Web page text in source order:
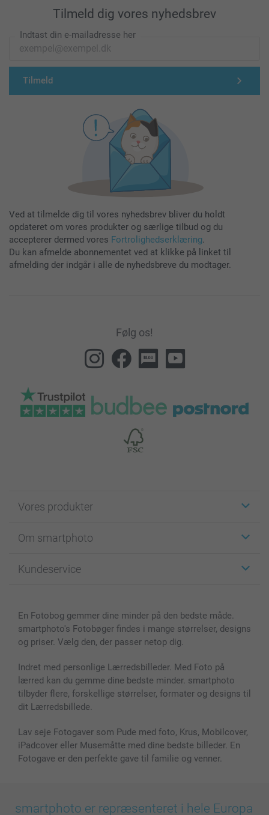
Tilmeld dig vores nyhedsbrev
Indtast din e-mailadresse her
Tilmeld
Ved at tilmelde dig til vores nyhedsbrev bliver du holdt
opdateret om vores produkter og særlige tilbud og du
accepterer dermed vores Fortrolighedserklæring.
Du kan afmelde abonnementet ved at klikke på linket til
afmelding der indgår i alle de nyhedsbreve du modtager.
Følg os!
Vores produkter
Fotokort
Fotobøger
Cover til mobil & tablet
MyNameBook
Fotorammer & Tilbehør
Alle fotoprodukter
Om smartphoto
For affiliate
Sitemap
Betingelser og garantier
Kundeservice
smartbonus
Priser & betaling
En Fotobog gemmer dine minder på den bedste måde.
smartphoto's Fotobøger findes i mange størrelser, designs
og priser. Vælg den, der passer netop dig.
Indret med personlige Lærredsbilleder. Med Foto på
lærred kan du gemme dine bedste minder. smartphoto
tilbyder flere, forskellige størrelser, formater og designs til
dit Lærredsbillede.
Lav seje Fotogaver som Pude med foto, Krus, Mobilcover,
iPadcover eller Musemåtte med dine bedste billeder. En
Fotogave er den perfekte gave til familie og venner.
smartphoto er repræsenteret i hele Europa